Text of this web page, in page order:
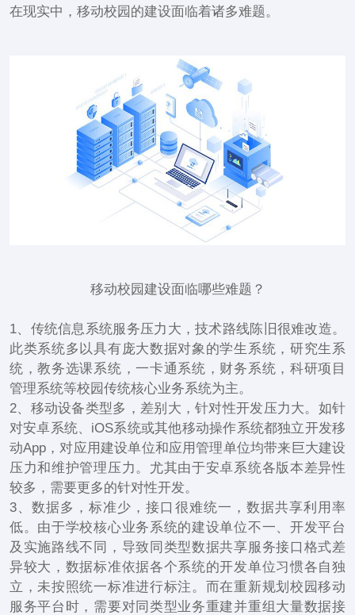
在现实中，移动校园的建设面临着诸多难题。
移动校园建设面临哪些难题？
1、传统信息系统服务压力大，技术路线陈旧很难改造。
此类系统多以具有庞大数据对象的学生系统，研究生系
统，教务选课系统，一卡通系统，财务系统，科研项目
管理系统等校园传统核心业务系统为主。
2、移动设备类型多，差别大，针对性开发压力大。如针
对安卓系统、iOS系统或其他移动操作系统都独立开发移
动App，对应用建设单位和应用管理单位均带来巨大建设
压力和维护管理压力。尤其由于安卓系统各版本差异性
较多，需要更多的针对性开发。
3、数据多，标准少，接口很难统一，数据共享利用率
低。由于学校核心业务系统的建设单位不一、开发平台
及实施路线不同，导致同类型数据共享服务接口格式差
异较大，数据标准依据各个系统的开发单位习惯各自独
立，未按照统一标准进行标注。而在重新规划校园移动
服务平台时，需要对同类型业务重建并重组大量数据接